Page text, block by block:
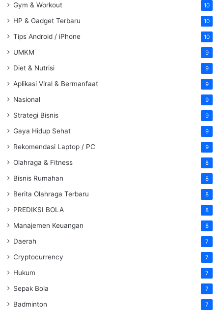
Gym & Workout 10
HP & Gadget Terbaru 10
Tips Android / iPhone 10
UMKM 9
Diet & Nutrisi 9
Aplikasi Viral & Bermanfaat 9
Nasional 9
Strategi Bisnis 9
Gaya Hidup Sehat 9
Rekomendasi Laptop / PC 9
Olahraga & Fitness 8
Bisnis Rumahan 8
Berita Olahraga Terbaru 8
PREDIKSI BOLA 8
Manajemen Keuangan 8
Daerah 7
Cryptocurrency 7
Hukum 7
Sepak Bola 7
Badminton 7